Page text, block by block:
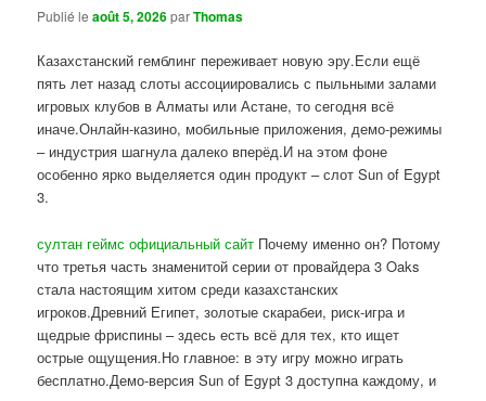
Publié leaoût 5, 2026parThomas
Казахстанский гемблинг переживает новую эру.Если ещё
пять лет назад слоты ассоциировались с пыльными залами
игровых клубов в Алматы или Астане, то сегодня всё
иначе.Онлайн-казино, мобильные приложения, демо-режимы
– индустрия шагнула далеко вперёд.И на этом фоне
особенно ярко выделяется один продукт – слот Sun of Egypt
3.
султан геймс официальный сайт Почему именно он? Потому
что третья часть знаменитой серии от провайдера 3 Oaks
стала настоящим хитом среди казахстанских
игроков.Древний Египет, золотые скарабеи, риск-игра и
щедрые фриспины – здесь есть всё для тех, кто ищет
острые ощущения.Но главное: в эту игру можно играть
бесплатно.Демо-версия Sun of Egypt 3 доступна каждому, и